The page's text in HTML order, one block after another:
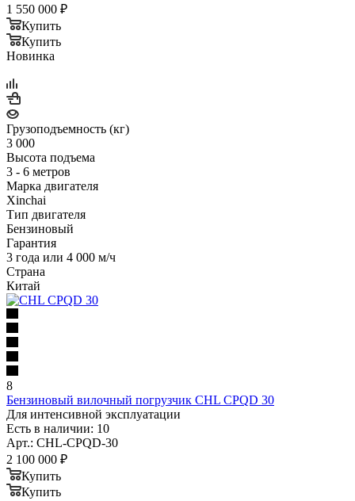
1 550 000 ₽
Купить
Купить
Новинка
Грузоподъемность (кг)
3 000
Высота подъема
3 - 6 метров
Марка двигателя
Xinchai
Тип двигателя
Бензиновый
Гарантия
3 года или 4 000 м/ч
Страна
Китай
8
Бензиновый вилочный погрузчик CHL CPQD 30
Для интенсивной эксплуатации
Есть в наличии: 10
Арт.: CHL-CPQD-30
2 100 000 ₽
Купить
Купить